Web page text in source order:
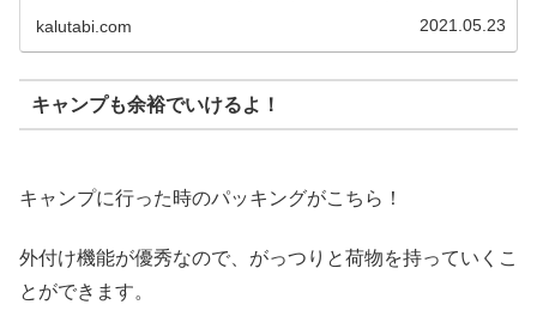
kalutabi.com 2021.05.23
キャンプも余裕でいけるよ！
キャンプに行った時のパッキングがこちら！
外付け機能が優秀なので、がっつりと荷物を持っていくこ
とができます。